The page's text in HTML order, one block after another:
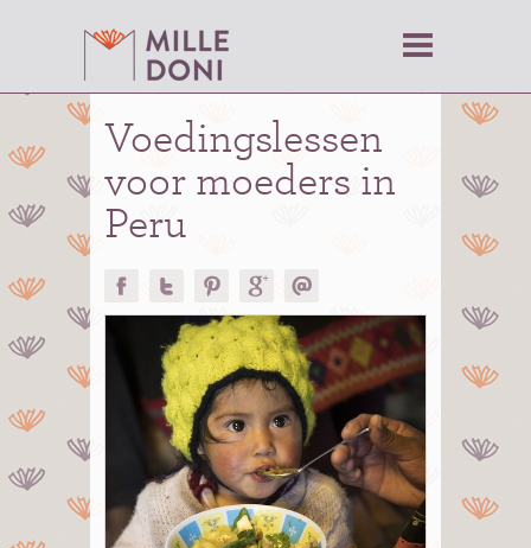
Voedingslessen
voor moeders in
Peru